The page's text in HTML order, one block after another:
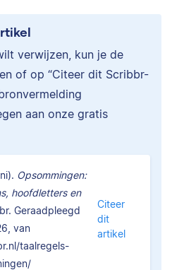
verwijzen, kun je de
of op “Citeer dit Scribbr-
aan onze gratis
Opsommingen:
hoofdletters en
Geraadpleegd
van
taalregels-
Citeer
dit
artikel